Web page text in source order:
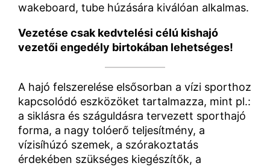
wakeboard, tube húzására kiválóan alkalmas.
Vezetése csak kedvtelési célú kishajó
vezetői engedély birtokában lehetséges!
A hajó felszerelése elsősorban a vízi sporthoz
kapcsolódó eszközöket tartalmazza, mint pl.:
a siklásra és száguldásra tervezett sporthajó
forma, a nagy tolóerő teljesítmény, a
vízisíhúzó szemek, a szórakoztatás
érdekében szükséges kiegészítők, a